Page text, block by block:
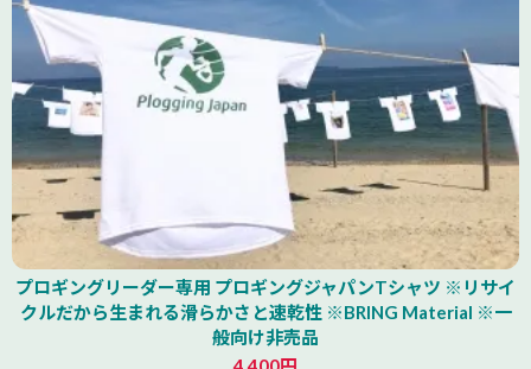
プロギングリーダー専用 プロギングジャパンTシャツ ※リサイ
クルだから生まれる滑らかさと速乾性 ※BRING Material ※一
般向け非売品